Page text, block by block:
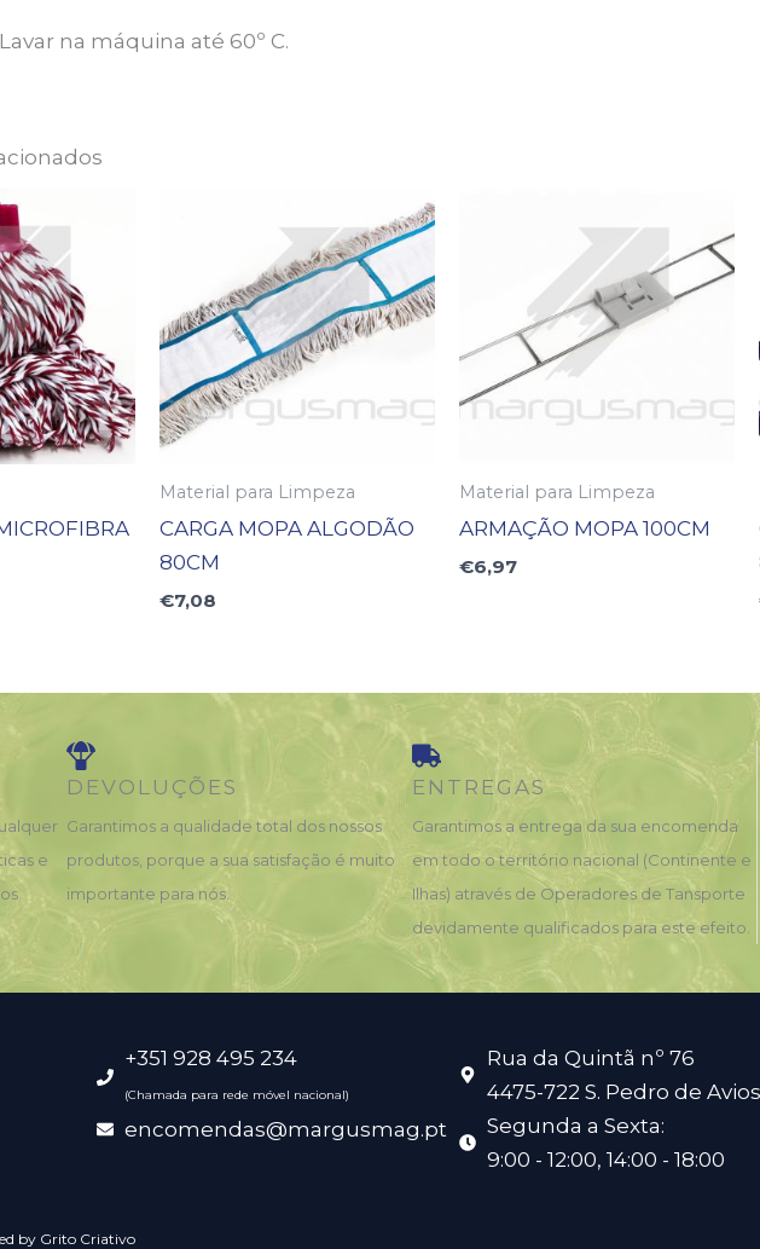
na máquina até 60º C.
Material para Limpeza
CARGA MOPA ALGODÃO
80CM
€7,08
Material para Limpeza
ARMAÇÃO MOPA 100CM
€6,97
e
DEVOLUÇÕES
Garantimos a qualidade total dos nossos
produtos, porque a sua satisfação é muito
importante para nós.
ENTREGAS
Garantimos a entrega da sua encomenda
em todo o território nacional (Continente e
Ilhas) através de Operadores de Tansporte
devidamente qualificados para este efeito.
+351 928 495 234
(Chamada para rede móvel nacional)
encomendas@margusmag.pt
Rua da Quintã nº 76
4475-722 S. Pedro de
Segunda a Sexta:
9:00 - 12:00, 14:00 - 18:00
by Grito Criativo